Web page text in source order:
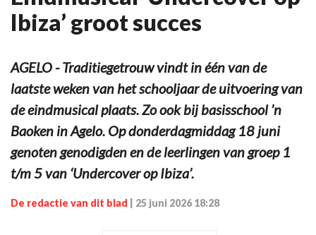
Ibiza’ groot succes
AGELO - Traditiegetrouw vindt in één van de
laatste weken van het schooljaar de uitvoering van
de eindmusical plaats. Zo ook bij basisschool ’n
Baoken in Agelo. Op donderdagmiddag 18 juni
genoten genodigden en de leerlingen van groep 1
t/m 5 van ‘Undercover op Ibiza’.
De redactie van dit blad 25 juni 2026 18:28